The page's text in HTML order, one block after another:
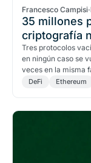
Francesco Campisi·
35 millones
criptografía
Tres protocolos
en ningún caso se
veces en la misma
DeFi Ethereum